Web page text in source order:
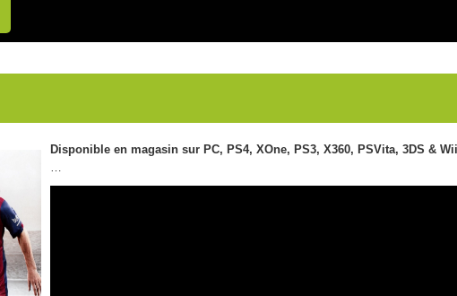
Disponible en magasin sur PC, PS4, XOne, PS3, X360, PSVita, 3DS &
…